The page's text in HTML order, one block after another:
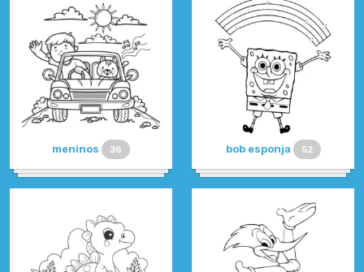
meninos 36 bob esponja 52